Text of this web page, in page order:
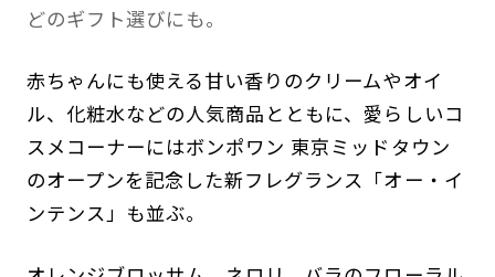
どのギフト選びにも。
赤ちゃんにも使える甘い香りのクリームやオイ
ル、化粧水などの人気商品とともに、愛らしいコ
スメコーナーにはボンポワン 東京ミッドタウン
のオープンを記念した新フレグランス「オー・イ
ンテンス」も並ぶ。